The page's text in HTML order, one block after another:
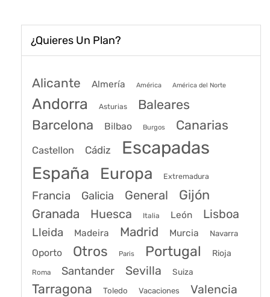
¿Quieres Un Plan?
Alicante Almería América América del Norte
Andorra Asturias Baleares
Barcelona Bilbao Burgos Canarias
Castellon Cádiz Escapadas
España Europa Extremadura
Francia Galicia General Gijón
Granada Huesca Italia León Lisboa
Lleida Madeira Madrid Murcia Navarra
Oporto Otros Paris Portugal Rioja
Roma Santander Sevilla Suiza
Tarragona Toledo Vacaciones Valencia